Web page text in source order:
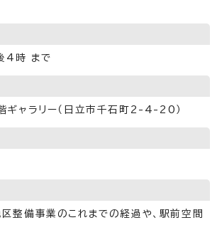
4時 まで
ギャラリー（日立市千石町2-4-20）
整備事業のこれまでの経過や、駅前空間